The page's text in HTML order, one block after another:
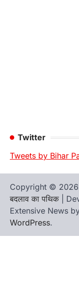
Twitter
Tweets by Bihar
Copyright © 2026
बदलाव का पथिक |
Extensive News
WordPress.